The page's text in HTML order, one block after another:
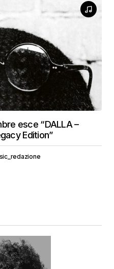
esce “DALLA –
Edition”